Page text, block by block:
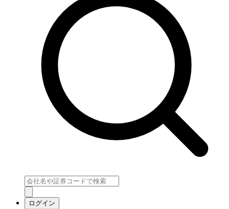
ログイン